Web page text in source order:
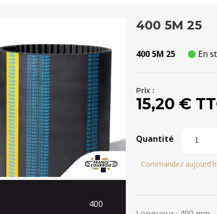
400
400 5M 25
400 5M 25 En
Prix :
15,20 €
Quantité
Commandez